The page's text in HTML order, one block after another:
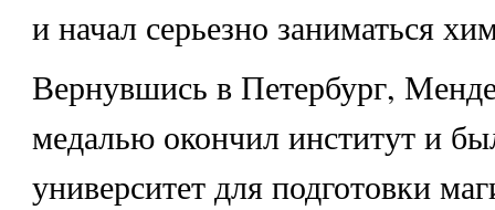
и начал серьезно заниматься
Вернувшись в Петербург,
медалью окончил институт и
университет для подготовки